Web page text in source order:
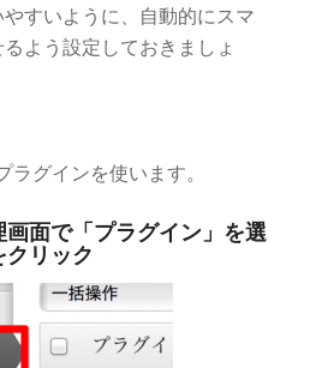
すいように、自動的にスマ
よう設定しておきましょ
ラグインを使います。
画面で「プラグイン」を選
リック